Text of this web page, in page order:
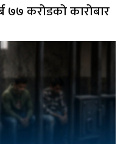
७७ करोडको कारोबार